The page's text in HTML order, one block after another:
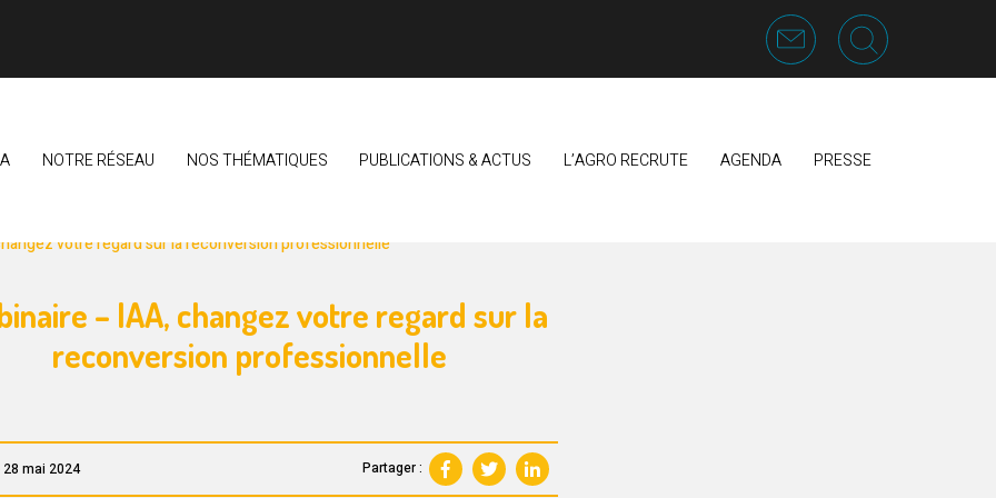
NOTRE RÉSEAU NOS THÉMATIQUES PUBLICATIONS & ACTUS L’AGRO RECRUTE AGENDA PRESSE
votre regard sur la reconversion professionnelle
– IAA, changez votre regard sur la
reconversion professionnelle
mai 2024 Partager :